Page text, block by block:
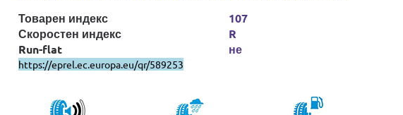
Товарен индекс
Скоростен индекс
Run-flat
107
R
не
https://eprel.ec.europa.eu/qr/589253